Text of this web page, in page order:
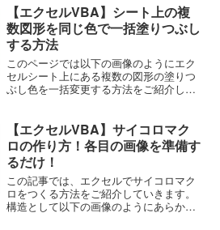
に示すように、複数選択したセルや領域
を一括で右寄せ（右...
【エクセルVBA】シート上の複
数図形を同じ色で一括塗りつぶし
する方法
このページでは以下の画像のようにエク
セルシート上にある複数の図形の塗りつ
ぶし色を一括変更する方法をご紹介して
あっても適用可能です。 手作業でもそれ
ほど時間がかかるわけ...
【エクセルVBA】サイコロマク
ロの作り方！各目の画像を準備す
るだけ！
この記事では、エクセルでサイコロマク
ロをつくる方法をご紹介していきます。
構造として以下の画像のようにあらかじ